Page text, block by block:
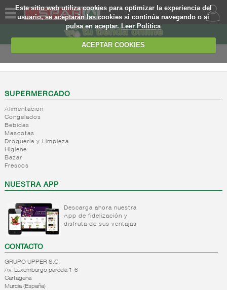
Este sitio web utiliza cookies para optimizar la experiencia del
usuario, se aceptarán las cookies si continúa navegando o si
pulsa en aceptar.Leer Política
ACEPTAR COOKIES
SOMOS
WEB
EJEMPLO
SUPERMERCADO
Alimentacion
Congelados
Bebidas
Mascotas
Droguería y Limpieza
Higiene
Bazar
Frescos
NUESTRA APP
Descarga ahora nuestra
App de fidelización y
disfruta de sus ventajas
CONTACTO
GRUPO UPPER S.C.
Av. Luxemburgo parcela 1-6
Cartagena
Murcia (España)